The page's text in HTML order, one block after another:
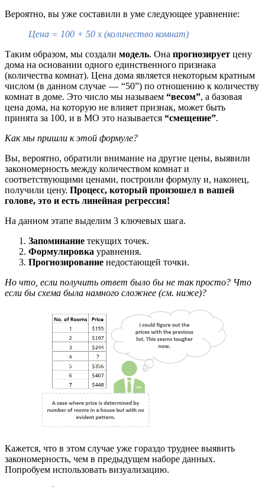
Вероятно, вы уже составили в уме следующее уравнение:
Цена = 100 + 50 х (количество комнат)
Таким образом, мы создали модель. Она прогнозирует цену
дома на основании одного единственного признака
(количества комнат). Цена дома является некоторым кратным
числом (в данном случае — “50”) по отношению к количеству
комнат в доме. Это число мы называем “весом”, а базовая
цена дома, на которую не влияет признак, может быть
принята за 100, и в МО это называется “смещение”.
Как мы пришли к этой формуле?
Вы, вероятно, обратили внимание на другие цены, выявили
закономерность между количеством комнат и
соответствующими ценами, построили формулу и, наконец,
получили цену. Процесс, который произошел в вашей
голове, это и есть линейная регрессия!
На данном этапе выделим 3 ключевых шага.
Запоминание текущих точек.
Формулировка уравнения.
Прогнозирование недостающей точки.
Но что, если получить ответ было бы не так просто? Что
если бы схема была намного сложнее (см. ниже)?
Кажется, что в этом случае уже гораздо труднее выявить
закономерность, чем в предыдущем наборе данных.
Попробуем использовать визуализацию.